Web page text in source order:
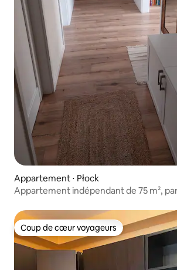
Appartement ⋅ Płock
Appartement indépendant de 75 m²,
Coup de cœur voyageurs
Coup de cœur voyageurs